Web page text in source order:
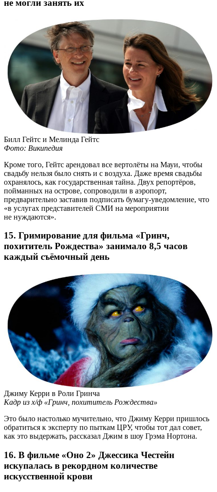
не могли занять их
Билл Гейтс и Мелинда Гейтс
Фото: Википедия
Кроме того, Гейтс арендовал все вертолёты на Мауи, чтобы
свадьбу нельзя было снять и с воздуха. Даже время свадьбы
охранялось, как государственная тайна. Двух репортёров,
пойманных на острове, сопроводили в аэропорт,
предварительно заставив подписать бумагу-уведомление, что
«в услугах представителей СМИ на мероприятии
не нуждаются».
15. Гримирование для фильма «Гринч,
похититель Рождества» занимало 8,5 часов
каждый съёмочный день
Джиму Керри в Роли Гринча
Кадр из х/ф «Гринч, похититель Рождества»
Это было настолько мучительно, что Джиму Керри пришлось
обратиться к эксперту по пыткам ЦРУ, чтобы тот дал совет,
как это выдержать, рассказал Джим в шоу Грэма Нортона.
16. В фильме «Оно 2» Джессика Честейн
искупалась в рекордном количестве
искусственной крови